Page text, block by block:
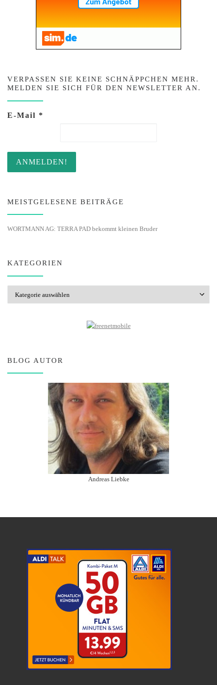
VERPASSEN SIE KEINE SCHNÄPPCHEN MEHR.
MELDEN SIE SICH FÜR DEN NEWSLETTER AN.
E-Mail *
MEISTGELESENE BEITRÄGE
WORTMANN AG: TERRA PAD bekommt kleinen Bruder
KATEGORIEN
BLOG AUTOR
Andreas Liebke